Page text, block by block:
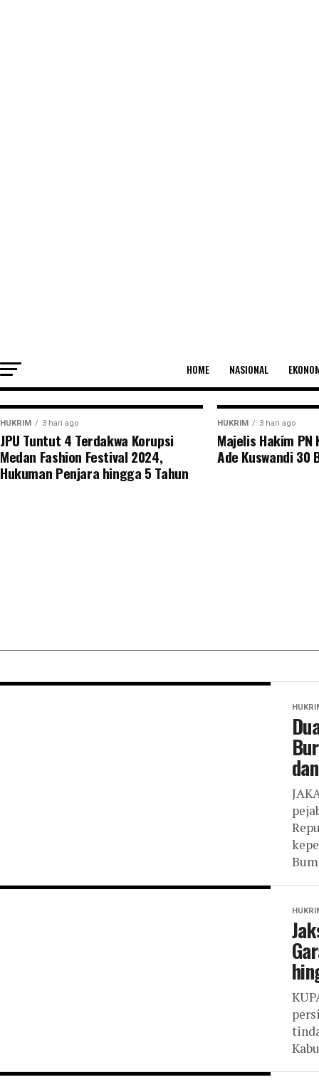
HOME NASIONAL
HUKRIM 3 hari ago
JPU Tuntut 4 Terdakwa Korupsi
Medan Fashion Festival 2024,
Hukuman Penjara hingga 5 Tahun
HUKRIM 3 hari ago
Majelis Hakim PN
Ade Kuswandi 30